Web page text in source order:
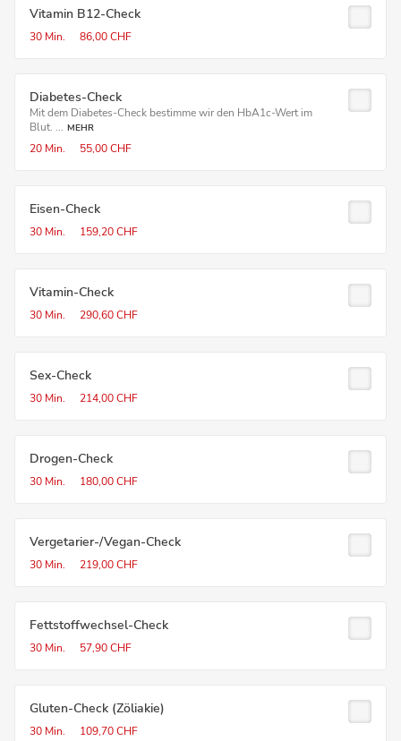
Vitamin B12-Check
30 Min. 86,00 CHF
Diabetes-Check
Mit dem Diabetes-Check bestimme wir den HbA1c-Wert im
Blut. ... MEHR
20 Min. 55,00 CHF
Eisen-Check
30 Min. 159,20 CHF
Vitamin-Check
30 Min. 290,60 CHF
Sex-Check
30 Min. 214,00 CHF
Drogen-Check
30 Min. 180,00 CHF
Vergetarier-/Vegan-Check
30 Min. 219,00 CHF
Fettstoffwechsel-Check
30 Min. 57,90 CHF
Gluten-Check (Zöliakie)
30 Min. 109,70 CHF